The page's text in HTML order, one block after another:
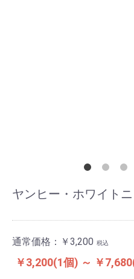
ヤンヒー・ホワイト
通常価格： ￥3,200 税込
￥3,200(1個) ～ ￥